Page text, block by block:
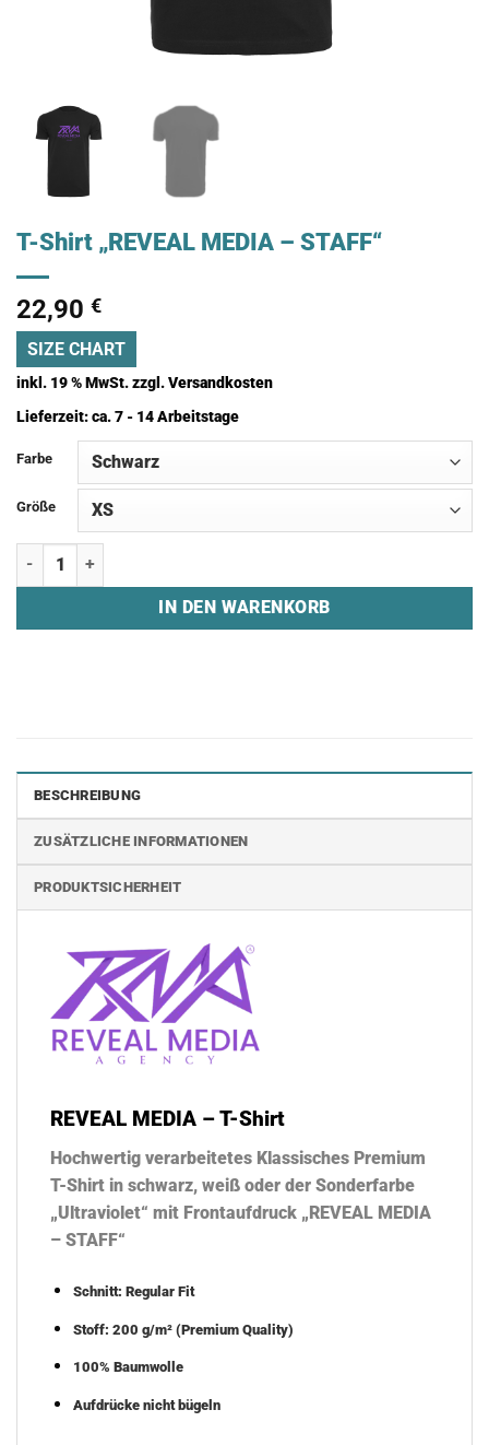
T-Shirt „REVEAL MEDIA – STAFF“
22,90 €
SIZE CHART
inkl. 19 % MwSt.zzgl.Versandkosten
Lieferzeit:ca. 7 - 14 Arbeitstage
Farbe
Größe
T-Shirt "REVEAL MEDIA - STAFF" Menge
IN DEN WARENKORB
BESCHREIBUNG
ZUSÄTZLICHE INFORMATIONEN
PRODUKTSICHERHEIT
REVEAL MEDIA – T-Shirt
Hochwertig verarbeitetes Klassisches Premium
T-Shirt in schwarz, weiß oder der Sonderfarbe
„Ultraviolet“ mit Frontaufdruck „REVEAL MEDIA
– STAFF“
Schnitt: Regular Fit
Stoff: 200 g/m² (Premium Quality)
100% Baumwolle
Aufdrücke nicht bügeln